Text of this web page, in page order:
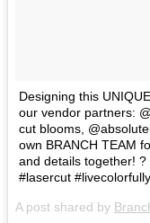
Designing this
our vendor partners:
cut blooms,
own BRANCH TEAM
and details together!
#lasercut
A post shared by